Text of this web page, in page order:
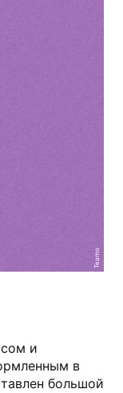
Teamo
и
в
большой